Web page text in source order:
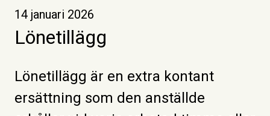
14 januari 2026
Lönetillägg
Lönetillägg är en extra kontant
ersättning som den anställde